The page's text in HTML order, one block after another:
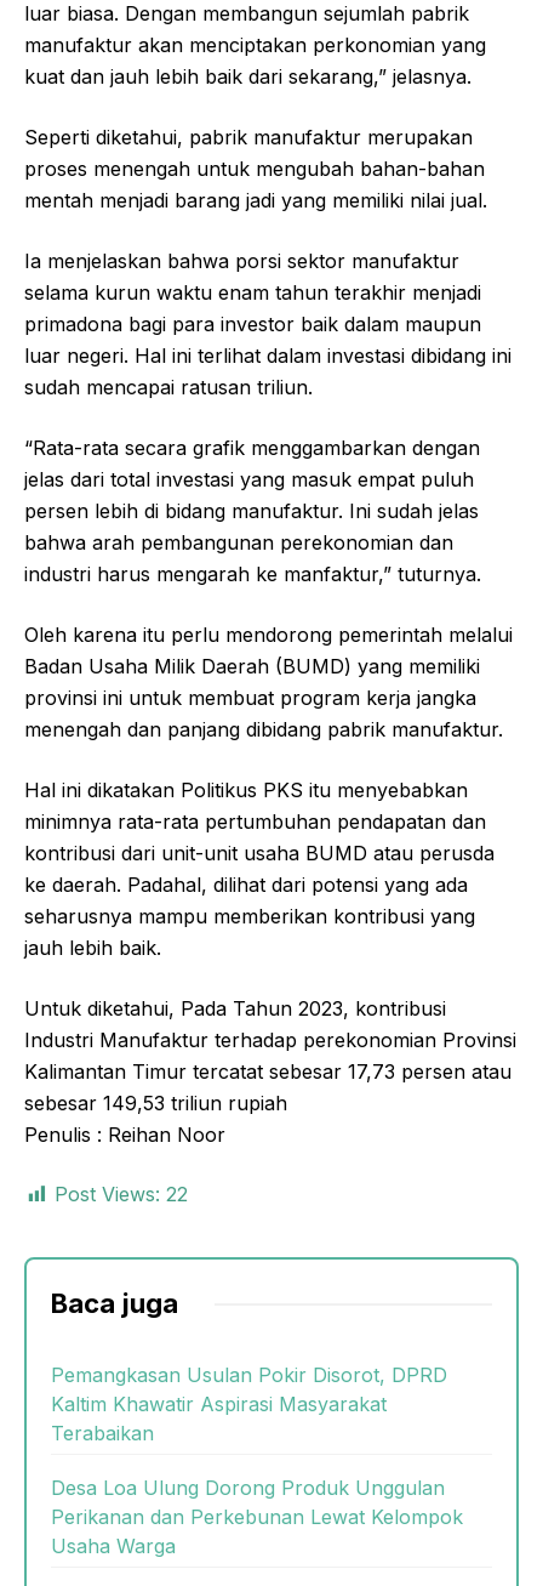
luar biasa. Dengan membangun sejumlah pabrik
manufaktur akan menciptakan perkonomian yang
kuat dan jauh lebih baik dari sekarang,” jelasnya.
Seperti diketahui, pabrik manufaktur merupakan
proses menengah untuk mengubah bahan-bahan
mentah menjadi barang jadi yang memiliki nilai jual.
Ia menjelaskan bahwa porsi sektor manufaktur
selama kurun waktu enam tahun terakhir menjadi
primadona bagi para investor baik dalam maupun
luar negeri. Hal ini terlihat dalam investasi dibidang ini
sudah mencapai ratusan triliun.
“Rata-rata secara grafik menggambarkan dengan
jelas dari total investasi yang masuk empat puluh
persen lebih di bidang manufaktur. Ini sudah jelas
bahwa arah pembangunan perekonomian dan
industri harus mengarah ke manfaktur,” tuturnya.
Oleh karena itu perlu mendorong pemerintah melalui
Badan Usaha Milik Daerah (BUMD) yang memiliki
provinsi ini untuk membuat program kerja jangka
menengah dan panjang dibidang pabrik manufaktur.
Hal ini dikatakan Politikus PKS itu menyebabkan
minimnya rata-rata pertumbuhan pendapatan dan
kontribusi dari unit-unit usaha BUMD atau perusda
ke daerah. Padahal, dilihat dari potensi yang ada
seharusnya mampu memberikan kontribusi yang
jauh lebih baik.
Untuk diketahui, Pada Tahun 2023, kontribusi
Industri Manufaktur terhadap perekonomian Provinsi
Kalimantan Timur tercatat sebesar 17,73 persen atau
sebesar 149,53 triliun rupiah
Penulis : Reihan Noor
Post Views: 22
Baca juga
Pemangkasan Usulan Pokir Disorot, DPRD
Kaltim Khawatir Aspirasi Masyarakat
Terabaikan
Desa Loa Ulung Dorong Produk Unggulan
Perikanan dan Perkebunan Lewat Kelompok
Usaha Warga